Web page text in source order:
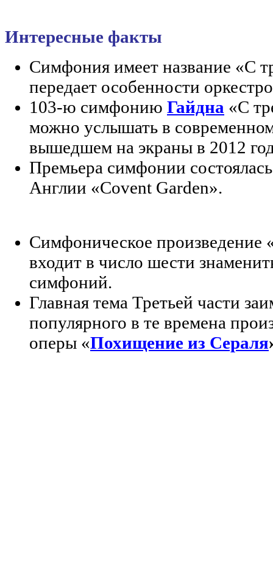
Интересные факты
Симфония имеет название «С
передает особенности
103-ю симфонию Гайдна «С
можно услышать в
вышедшем на экраны в 2012
Премьера симфонии
Англии «Covent Garden».
Симфоническое произведение
входит в число шести
симфоний.
Главная тема Третьей части
популярного в те времена
оперы «Похищение из Сераля